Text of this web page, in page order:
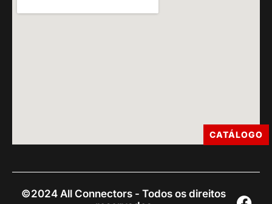
©2024 All Connectors - Todos os direitos
CATÁLOGO